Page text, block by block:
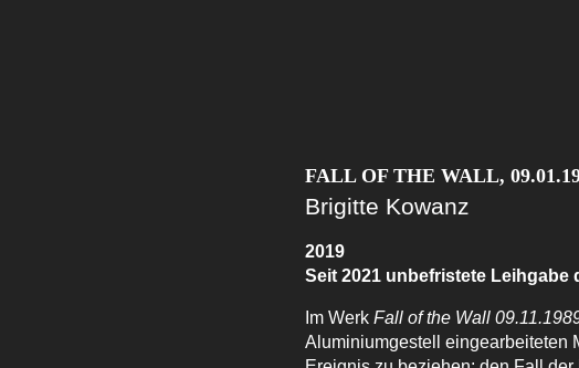
FALL OF THE WALL,
Brigitte Kowanz
2019
Seit 2021 unbefristete
Im Werk Fall of the Wall
Aluminiumgestell eingearbeiteten